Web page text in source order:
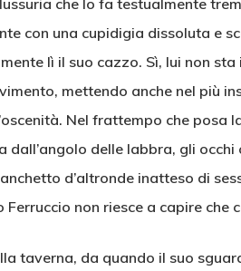
che lo fa testualmente
con una cupidigia dissoluta e
lì il suo cazzo. Sì, lui non
mettendo anche nel più
Nel frattempo che
dall’angolo delle labbra, gli
d’altronde inatteso di
Ferruccio non riesce a capire che
taverna, da quando il suo